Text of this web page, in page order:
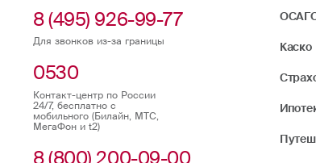
8 (495) 926-99-77
Для звонков из-за границы
0530
Контакт-центр по России
24/7, бесплатно с
мобильного (Билайн, МТС,
МегаФон и t2)
Каско